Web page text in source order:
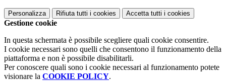
Personalizza Rifiuta tutti i cookies Accetta tutti i cookies
Gestione cookie
In questa schermata è possibile scegliere quali cookie consentire.
I cookie necessari sono quelli che consentono il funzionamento della
piattaforma e non è possibile disabilitarli.
Per conoscere quali sono i cookie necessari al funzionamento potete
visionare la COOKIE POLICY.